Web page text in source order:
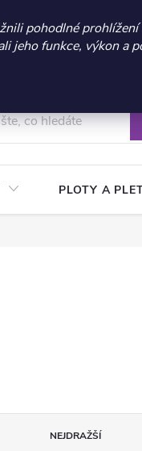
nad 3.000 Kč |
pohodlné
jeho funkce, výkon a
+420 604 269 200
Podmínky ochrany
PLOTY A
NEJDRAŽŠÍ